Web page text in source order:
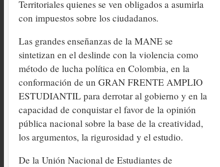
Territoriales quienes se ven obligados a asumirla
con impuestos sobre los ciudadanos.
Las grandes enseñanzas de la MANE se
sintetizan en el deslinde con la violencia como
método de lucha política en Colombia, en la
conformación de un GRAN FRENTE AMPLIO
ESTUDIANTIL para derrotar al gobierno y en la
capacidad de conquistar el favor de la opinión
pública nacional sobre la base de la creatividad,
los argumentos, la rigurosidad y el estudio.
De la Unión Nacional de Estudiantes de